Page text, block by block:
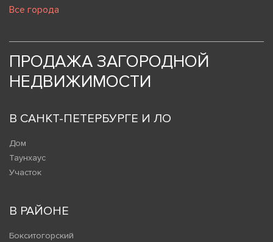
Все города
ПРОДАЖА ЗАГОРОДНОЙ
НЕДВИЖИМОСТИ
В САНКТ-ПЕТЕРБУРГЕ И ЛО
Дом
Таунхаус
Участок
В РАЙОНЕ
Бокситогорский